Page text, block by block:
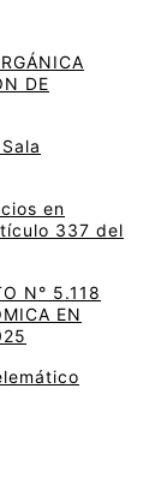
DE
en
337 del
N° 5.118
EN